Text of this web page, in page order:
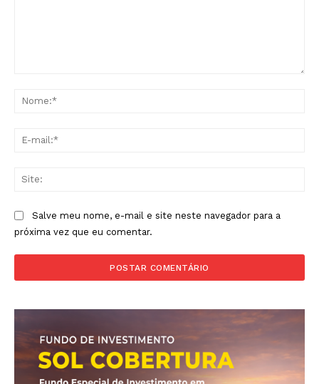
Salve meu nome, e-mail e site neste navegador para a
próxima vez que eu comentar.